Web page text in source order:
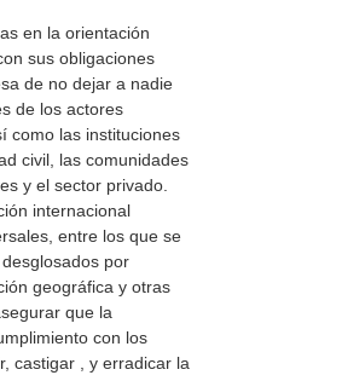
en la orientación
sus obligaciones
de no dejar a nadie
de los actores
como las instituciones
civil, las comunidades
y el sector privado.
internacional
entre los que se
​​por
geográfica y otras
que la
con los
castigar , y erradicar la